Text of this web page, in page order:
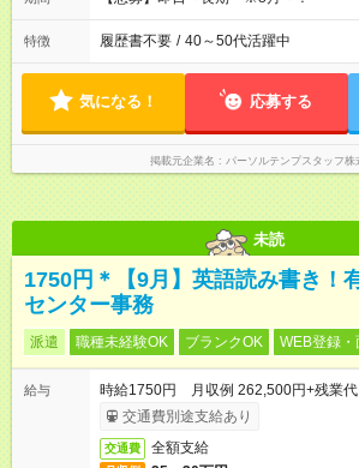
特徴 履歴書不要 / 40～50代活躍中
気になる！ 応募する
掲載元企業名 パーソルテンプスタッフ株
未読
1750円＊【9月】英語読み書き！
センター事務
派遣 職種未経験OK ブランクOK WEB登録・
給与
時給1750円 月収例 262,500円+残業代
交通費別途支給あり
交通費 全額支給